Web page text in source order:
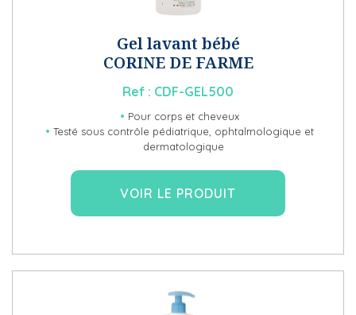
Gel lavant bébé
CORINE DE FARME
Ref : CDF-GEL500
Pour corps et cheveux
Testé sous contrôle pédiatrique, ophtalmologique et
dermatologique
VOIR LE PRODUIT